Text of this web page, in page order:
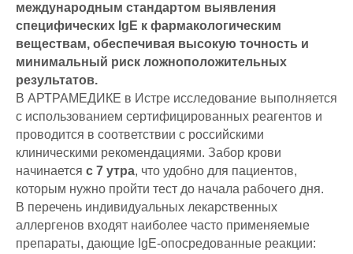
международным стандартом выявления
специфических IgE к фармакологическим
веществам, обеспечивая высокую точность и
минимальный риск ложноположительных
результатов.
В АРТРАМЕДИКЕ в Истре исследование выполняется
с использованием сертифицированных реагентов и
проводится в соответствии с российскими
клиническими рекомендациями. Забор крови
начинается с 7 утра, что удобно для пациентов,
которым нужно пройти тест до начала рабочего дня.
В перечень индивидуальных лекарственных
аллергенов входят наиболее часто применяемые
препараты, дающие IgE-опосредованные реакции: